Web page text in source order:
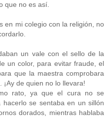
que no es así.
en mi colegio con la religión, no
un vale con el sello de la
un color, para evitar fraude, el
que la maestra comprobara
de quien no lo llevara!
rato, ya que el cura no se
se sentaba en un sillón
dorados, mientras hablaba